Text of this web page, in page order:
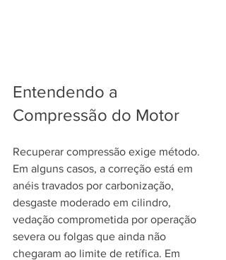
Entendendo a
Compressão do Motor
Recuperar compressão exige método.
Em alguns casos, a correção está em
anéis travados por carbonização,
desgaste moderado em cilindro,
vedação comprometida por operação
severa ou folgas que ainda não
chegaram ao limite de retífica. Em